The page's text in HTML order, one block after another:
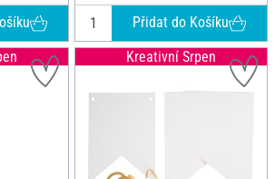
Přidat do Košíku
Kreativní Srpen